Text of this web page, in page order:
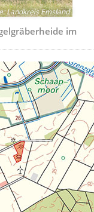
:Landkreis Emsland
im